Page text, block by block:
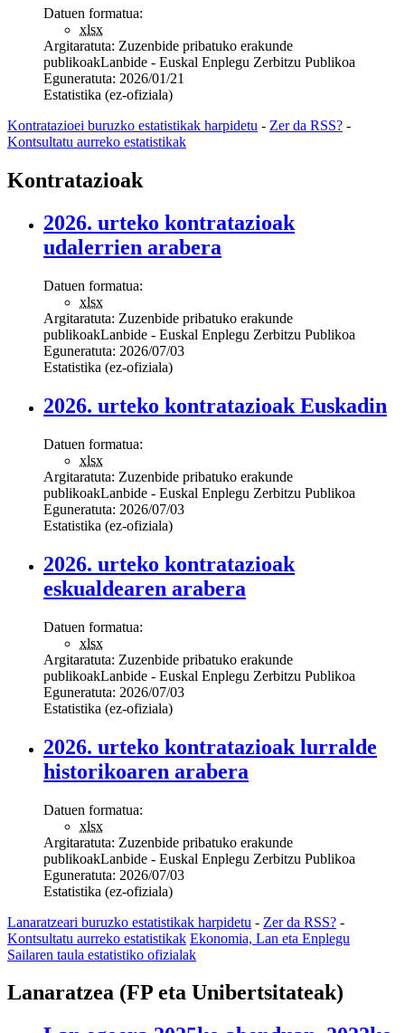
Datuen formatua:
xlsx
Argitaratuta: Zuzenbide pribatuko erakunde
publikoakLanbide - Euskal Enplegu Zerbitzu Publikoa
Eguneratuta: 2026/01/21
Estatistika (ez-ofiziala)
Kontratazioei buruzko estatistikak harpidetu - Zer da RSS? -
Kontsultatu aurreko estatistikak
Kontratazioak
2026. urteko kontratazioak
udalerrien arabera
Datuen formatua:
xlsx
Argitaratuta: Zuzenbide pribatuko erakunde
publikoakLanbide - Euskal Enplegu Zerbitzu Publikoa
Eguneratuta: 2026/07/03
Estatistika (ez-ofiziala)
2026. urteko kontratazioak Euskadin
Datuen formatua:
xlsx
Argitaratuta: Zuzenbide pribatuko erakunde
publikoakLanbide - Euskal Enplegu Zerbitzu Publikoa
Eguneratuta: 2026/07/03
Estatistika (ez-ofiziala)
2026. urteko kontratazioak
eskualdearen arabera
Datuen formatua:
xlsx
Argitaratuta: Zuzenbide pribatuko erakunde
publikoakLanbide - Euskal Enplegu Zerbitzu Publikoa
Eguneratuta: 2026/07/03
Estatistika (ez-ofiziala)
2026. urteko kontratazioak lurralde
historikoaren arabera
Datuen formatua:
xlsx
Argitaratuta: Zuzenbide pribatuko erakunde
publikoakLanbide - Euskal Enplegu Zerbitzu Publikoa
Eguneratuta: 2026/07/03
Estatistika (ez-ofiziala)
Lanaratzeari buruzko estatistikak harpidetu - Zer da RSS? -
Kontsultatu aurreko estatistikak Ekonomia, Lan eta Enplegu
Sailaren taula estatistiko ofizialak
Lanaratzea (FP eta Unibertsitateak)